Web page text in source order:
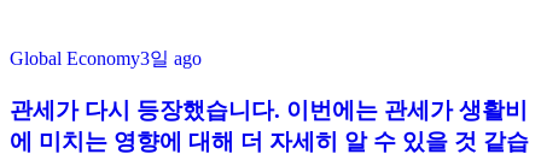
Global Economy3일 ago
관세가 다시 등장했습니다. 이번에는 관세가 생활비
에 미치는 영향에 대해 더 자세히 알 수 있을 것 같습